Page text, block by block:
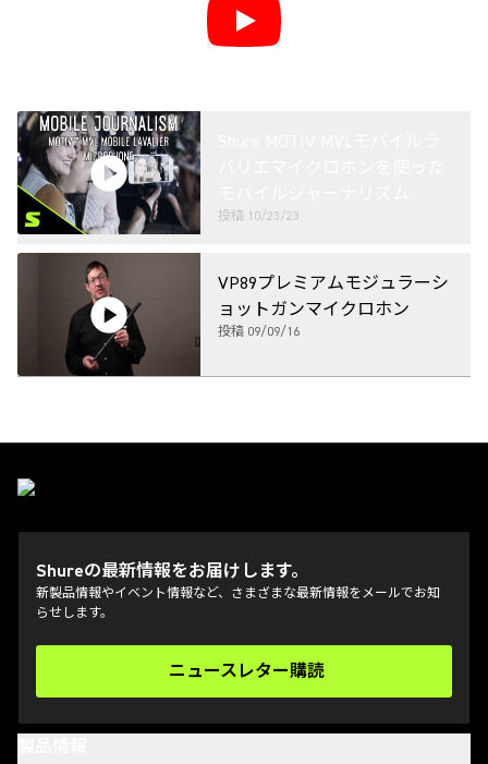
投稿 10/23/23
VP89プレミアムモジュラーシ
ョットガンマイクロホン
投稿 09/09/16
Shureの最新情報をお届けします。
新製品情報やイベント情報など、さまざまな最新情報をメールでお知
らせします。
ニュースレター購読
(Opens in a new tab)